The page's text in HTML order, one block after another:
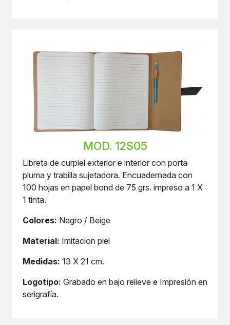
MOD. 12S05
Libreta de curpiel exterior e interior con porta
pluma y trabilla sujetadora. Encuadernada con
100 hojas en papel bond de 75 grs. impreso a 1 X
1 tinta.
Colores: Negro / Beige
Material: Imitacion piel
Medidas: 13 X 21 cm.
Logotipo: Grabado en bajo relieve e Impresión en
serigrafía.